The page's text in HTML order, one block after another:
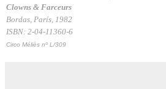
Clowns & Farceurs
Bordas, París, 1982
ISBN: 2-04-11360-6
Circo Méliès nº L/309